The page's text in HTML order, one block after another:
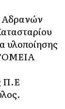
Αδρανών
Π.Ε